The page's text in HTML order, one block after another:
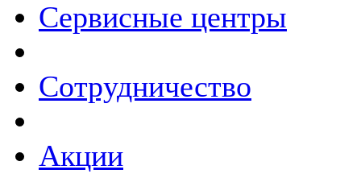
Сервисные центры
Сотрудничество
Акции